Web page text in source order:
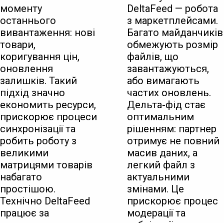
моменту
останнього
вивантаження: нові
товари,
коригування цін,
оновлення
залишків. Такий
підхід значно
економить ресурси,
прискорює процеси
синхронізації та
робить роботу з
великими
матрицями товарів
набагато
простішою.
Технічно DeltaFeed
працює за
DeltaFeed — робота
з маркетплейсами.
Багато майданчиків
обмежують розмір
файлів, що
завантажуються,
або вимагають
частих оновлень.
Дельта-фід стає
оптимальним
рішенням: партнер
отримує не повний
масив даних, а
легкий файл з
актуальними
змінами. Це
прискорює процес
модерації та